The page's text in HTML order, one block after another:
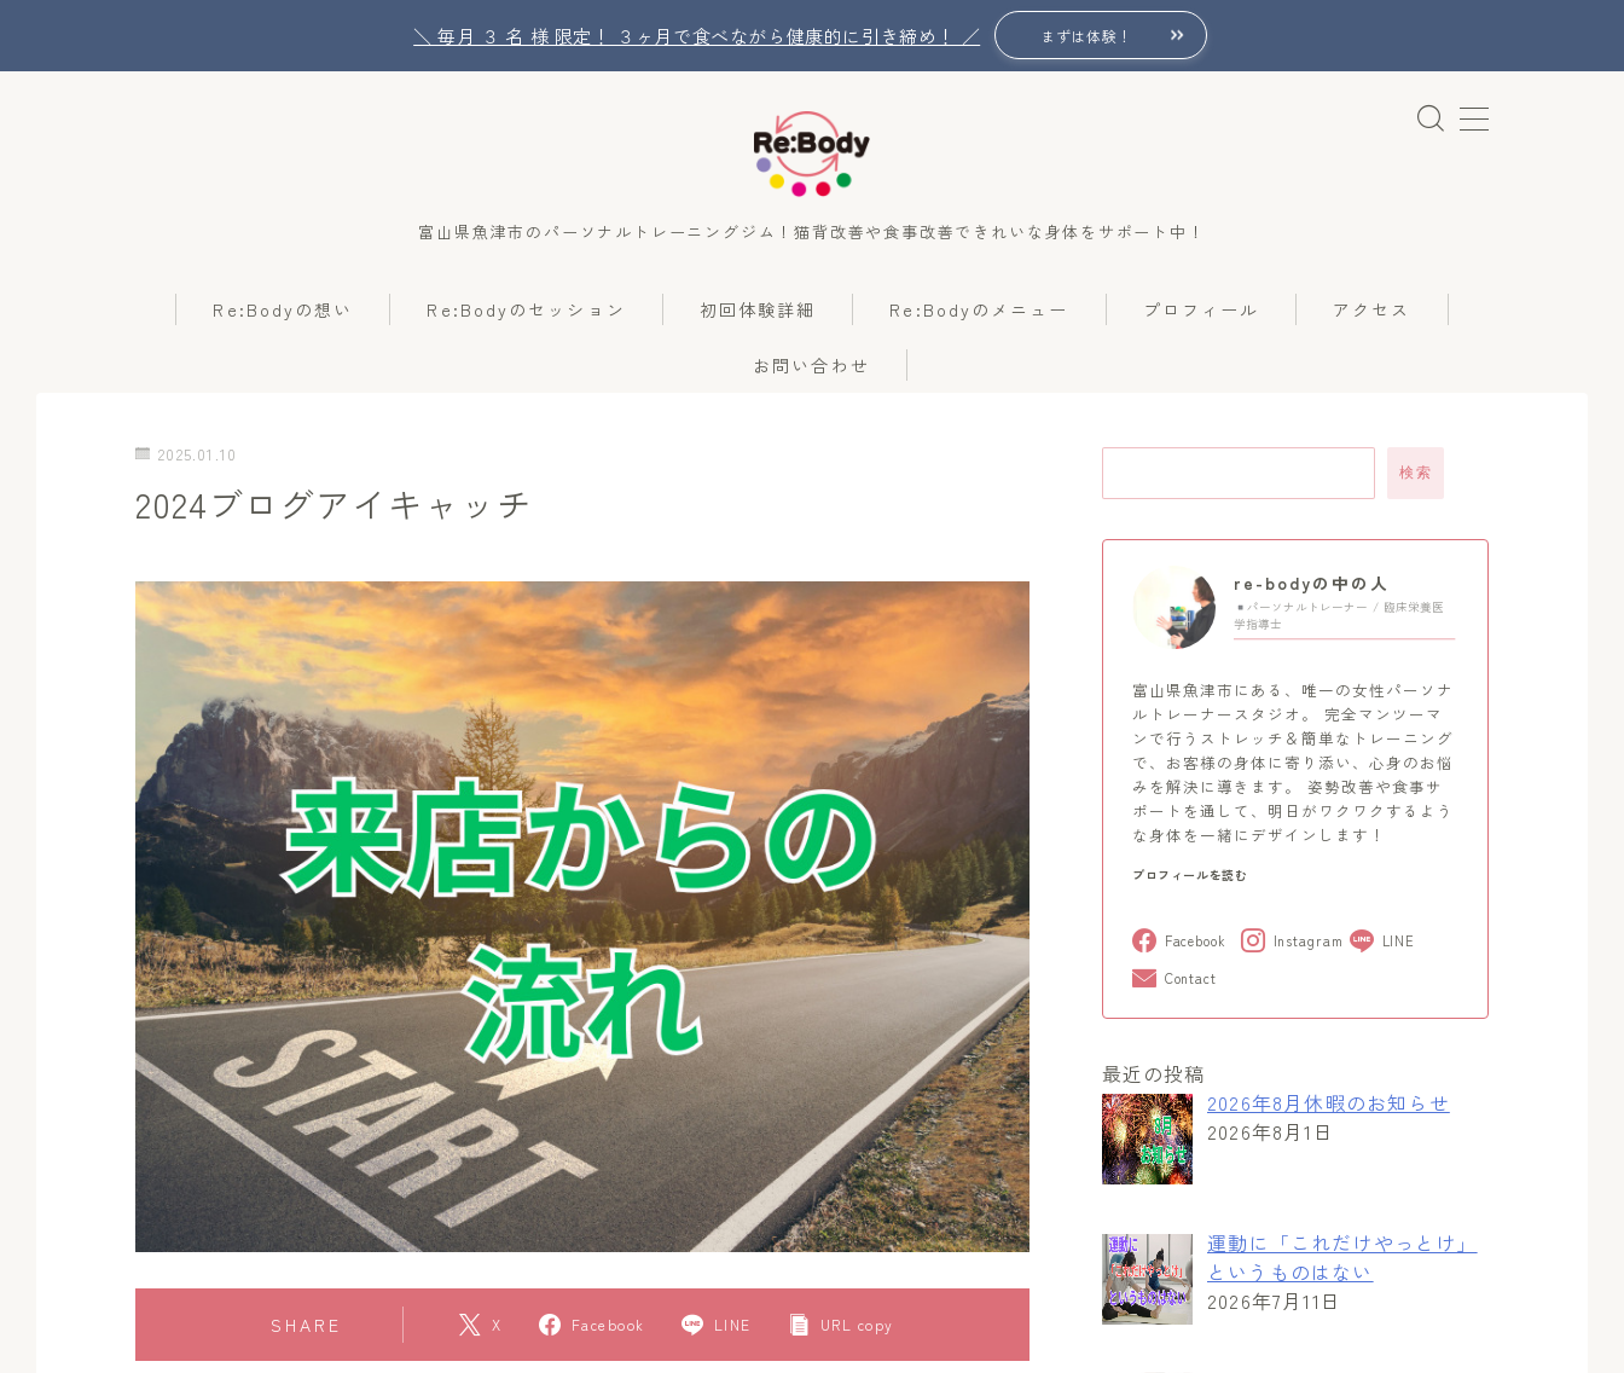
＼ 毎月 ３ 名 様 限定！ ３ヶ月で食べながら健康的に引き締め！ ／ まずは体験！
富山県魚津市のパーソナルトレーニングジム！猫背改善や食事改善できれいな身体をサポート中！
Re:Bodyの想い Re:Bodyのセッション 初回体験詳細 Re:Bodyのメニュー プロフィール アクセス
お問い合わせ
Re:Bodyの想い
Re:Bodyのセッション
プロフィール
アクセス
お問い合わせ
2025.01.10
2024ブログアイキャッチ
SHARE X Facebook LINE URL copy
検索
re-bodyの中の人
パーソナルトレーナー / 臨床栄養医
学指導士
富山県魚津市にある、唯一の女性パーソナ
ルトレーナースタジオ。 完全マンツーマ
ンで行うストレッチ＆簡単なトレーニング
で、お客様の身体に寄り添い、心身のお悩
みを解決に導きます。 姿勢改善や食事サ
ポートを通して、明日がワクワクするよう
な身体を一緒にデザインします！
プロフィールを読む
Facebook Instagram
LINE
Contact
最近の投稿
2026年8月休暇のお知らせ
2026年8月1日
運動に「これだけやっとけ」
というものはない
2026年7月11日